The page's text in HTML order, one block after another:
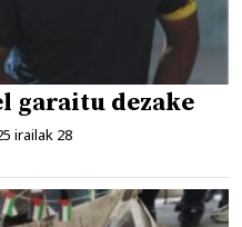
garaitu dezake
irailak 28